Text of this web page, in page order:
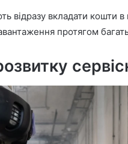
відразу вкладати кошти в
протягом